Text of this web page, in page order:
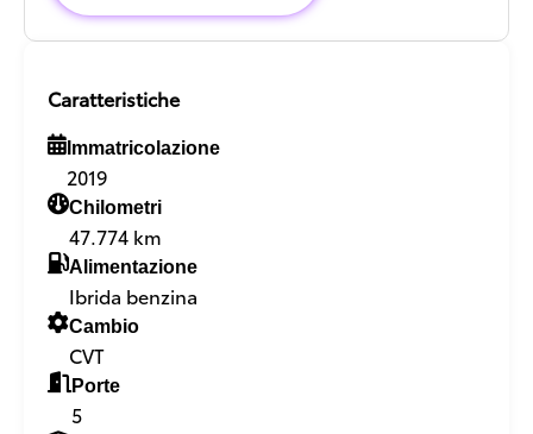
Caratteristiche
Immatricolazione
2019
Chilometri
47.774 km
Alimentazione
Ibrida benzina
Cambio
CVT
Porte
5